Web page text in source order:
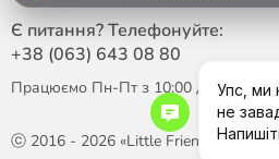
ⓒ 2016 - 2026 «Little Friend»
Є питання? Телефонуйте:
+38 (063) 643 08 80
Працюємо Пн-Пт з 10:00 до 18:00